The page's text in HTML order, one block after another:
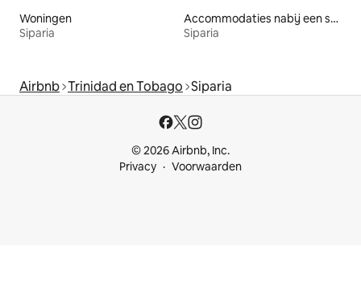
Woningen
Siparia
Accommodaties nabij een strand
Siparia
Airbnb Trinidad en Tobago Siparia
© 2026 Airbnb, Inc.
Privacy
Voorwaarden